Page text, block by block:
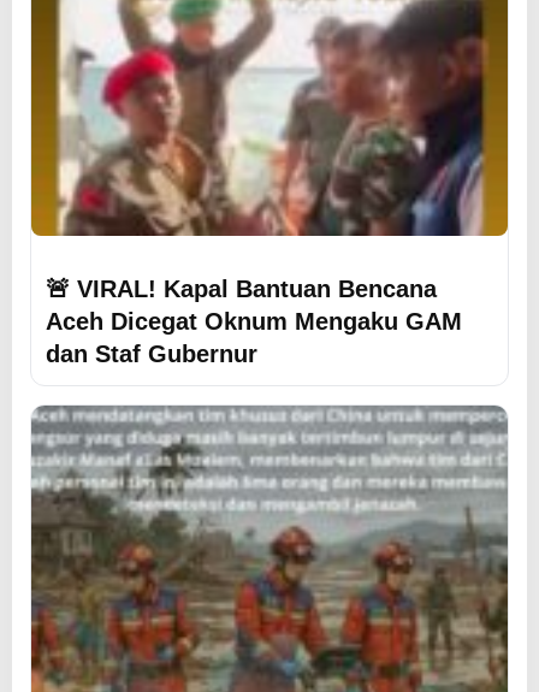
🚨 VIRAL! Kapal Bantuan Bencana
Aceh Dicegat Oknum Mengaku GAM
dan Staf Gubernur